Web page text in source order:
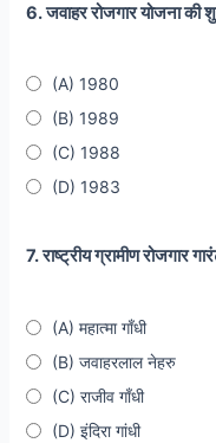
6. जवाहर रोजगार योजना
(A) 1980
(B) 1989
(C) 1988
(D) 1983
7. राष्ट्रीय ग्रामीण रोजगार
(A) महात्मा गाँधी
(B) जवाहरलाल नेहरु
(C) राजीव गाँधी
(D) इंदिरा गांधी